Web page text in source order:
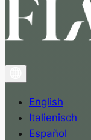
English
Italienisch
Español